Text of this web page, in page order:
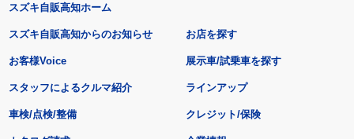
スズキ自販高知ホーム
スズキ自販高知からのお知らせ
お客様Voice
スタッフによるクルマ紹介
お店を探す
展示車/試乗車を探す
ラインアップ
車検/点検/整備 クレジット/保険